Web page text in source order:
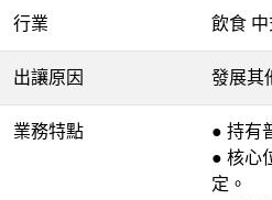
行業 飲食
出讓原因 發展其
業務特點
● 持有
● 核心
定。